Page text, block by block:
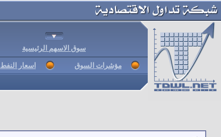
سوق الاسهم الرئيسية
مؤشرات السوق اسعار النفط